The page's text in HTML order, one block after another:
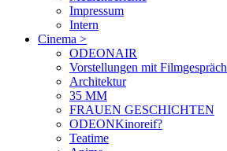
Impressum
Intern
Cinema >
ODEONAIR
Vorstellungen mit Filmgespräch
Architektur
35 MM
FRAUEN GESCHICHTEN
ODEONKinoreif?
Teatime